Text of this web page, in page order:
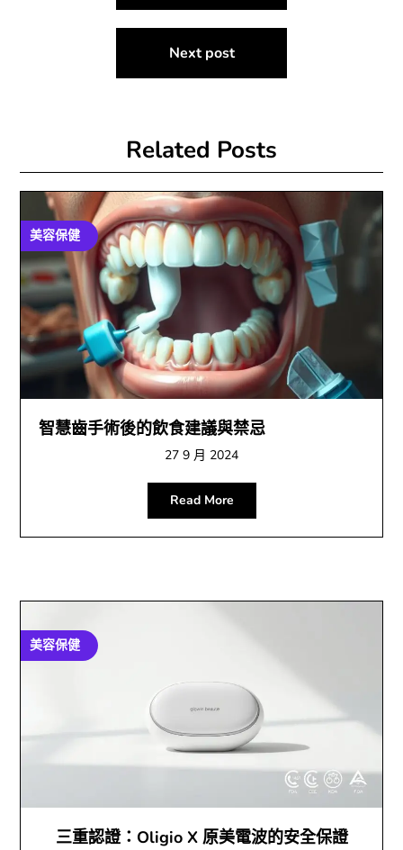
Next post
Related Posts
美容保健
智慧齒手術後的飲食建議與禁忌
27 9 月 2024
Read More
美容保健
三重認證：Oligio X 原美電波的安全保證